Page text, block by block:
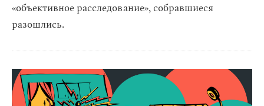
«объективное расследование», собравшиеся
разошлись.